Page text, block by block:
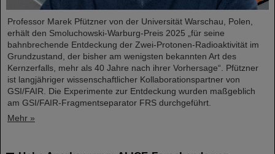
Professor Marek Pfützner von der Universität Warschau, Polen,
erhält den Smoluchowski-Warburg-Preis 2025 „für seine
bahnbrechende Entdeckung der Zwei-Protonen-Radioaktivität im
Grundzustand, der bisher am wenigsten bekannten Art des
Kernzerfalls, mehr als 40 Jahre nach ihrer Vorhersage“. Pfützner
ist langjähriger wissenschaftlicher Kollaborationspartner von
GSI/FAIR. Die Experimente zur Entdeckung wurden maßgeblich
am GSI/FAIR-Fragmentseparator FRS durchgeführt.
Mehr »